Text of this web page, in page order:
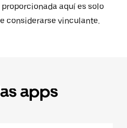
aquí es solo
considerarse vinculante.
apps